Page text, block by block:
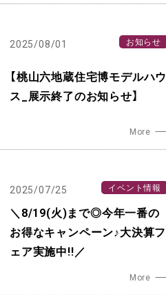
2025/08/01 お知らせ
【桃山六地蔵住宅博モデルハウ
ス_展示終了のお知らせ】
2025/07/25 イベント情報
＼8/19(火)まで◎今年一番の
お得なキャンペーン♪大決算フ
ェア実施中!!／